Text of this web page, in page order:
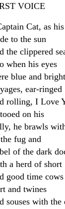
VOICE
Cat, as
to the sun
the clippered
when his eyes
blue and
ear-ringed
rolling, I Love
on his
he brawls
fug and
of the dark
a herd of short
good time
and twines
souses with the